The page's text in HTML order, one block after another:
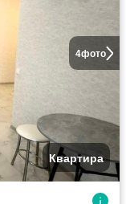
4фото
Квартира